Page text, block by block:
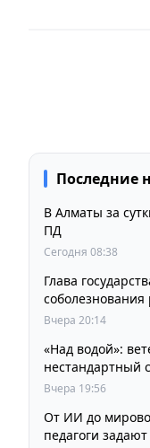
Последние
В Алматы за
ПД
Сегодня 08:38
Глава
кинорежиссера
Вчера 20:14
«Над водой»:
нестандартный
пробок и смога
Вчера 19:56
От ИИ до
педагоги